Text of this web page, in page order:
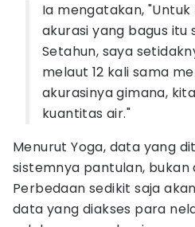
Ia mengatakan,
akurasi yang bagus itu
Setahun, saya
melaut 12 kali sama
akurasinya gimana,
kuantitas air."
Menurut Yoga, data yang
sistemnya pantulan,
Perbedaan sedikit saja
data yang diakses para